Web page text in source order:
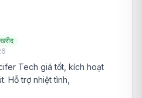
Tech giá tốt, kích hoạt
Hỗ trợ nhiệt tình,